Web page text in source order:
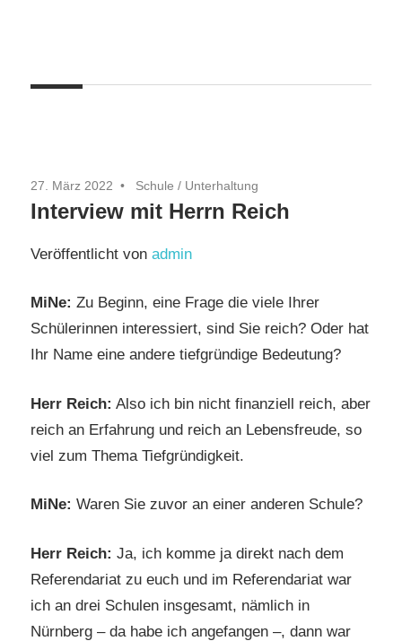
27. März 2022 Schule / Unterhaltung
Interview mit Herrn Reich
Veröffentlicht von admin
MiNe: Zu Beginn, eine Frage die viele Ihrer
Schülerinnen interessiert, sind Sie reich? Oder hat
Ihr Name eine andere tiefgründige Bedeutung?
Herr Reich: Also ich bin nicht finanziell reich, aber
reich an Erfahrung und reich an Lebensfreude, so
viel zum Thema Tiefgründigkeit.
MiNe: Waren Sie zuvor an einer anderen Schule?
Herr Reich: Ja, ich komme ja direkt nach dem
Referendariat zu euch und im Referendariat war
ich an drei Schulen insgesamt, nämlich in
Nürnberg – da habe ich angefangen –, dann war